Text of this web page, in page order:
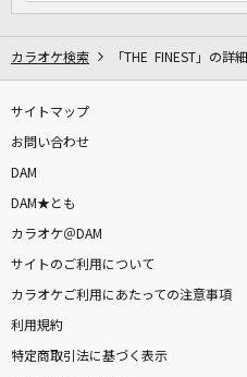
カラオケ検索 「THE FINEST」の詳細
サイトマップ
お問い合わせ
DAM
DAM★とも
カラオケ＠DAM
サイトのご利用について
カラオケご利用にあたっての注意事項
利用規約
特定商取引法に基づく表示